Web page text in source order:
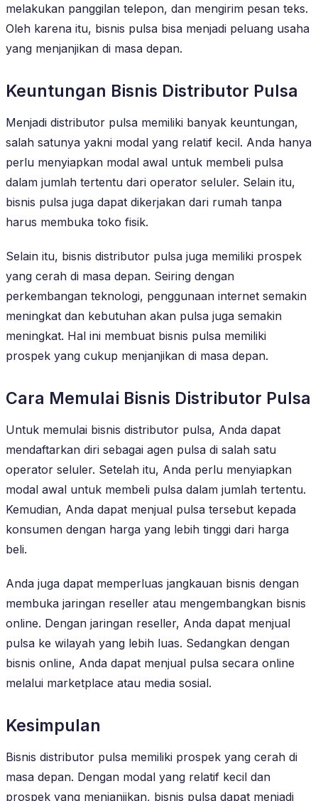
melakukan panggilan telepon, dan mengirim pesan teks.
Oleh karena itu, bisnis pulsa bisa menjadi peluang usaha
yang menjanjikan di masa depan.
Keuntungan Bisnis Distributor Pulsa
Menjadi distributor pulsa memiliki banyak keuntungan,
salah satunya yakni modal yang relatif kecil. Anda hanya
perlu menyiapkan modal awal untuk membeli pulsa
dalam jumlah tertentu dari operator seluler. Selain itu,
bisnis pulsa juga dapat dikerjakan dari rumah tanpa
harus membuka toko fisik.
Selain itu, bisnis distributor pulsa juga memiliki prospek
yang cerah di masa depan. Seiring dengan
perkembangan teknologi, penggunaan internet semakin
meningkat dan kebutuhan akan pulsa juga semakin
meningkat. Hal ini membuat bisnis pulsa memiliki
prospek yang cukup menjanjikan di masa depan.
Cara Memulai Bisnis Distributor Pulsa
Untuk memulai bisnis distributor pulsa, Anda dapat
mendaftarkan diri sebagai agen pulsa di salah satu
operator seluler. Setelah itu, Anda perlu menyiapkan
modal awal untuk membeli pulsa dalam jumlah tertentu.
Kemudian, Anda dapat menjual pulsa tersebut kepada
konsumen dengan harga yang lebih tinggi dari harga
beli.
Anda juga dapat memperluas jangkauan bisnis dengan
membuka jaringan reseller atau mengembangkan bisnis
online. Dengan jaringan reseller, Anda dapat menjual
pulsa ke wilayah yang lebih luas. Sedangkan dengan
bisnis online, Anda dapat menjual pulsa secara online
melalui marketplace atau media sosial.
Kesimpulan
Bisnis distributor pulsa memiliki prospek yang cerah di
masa depan. Dengan modal yang relatif kecil dan
prospek yang menjanjikan, bisnis pulsa dapat menjadi